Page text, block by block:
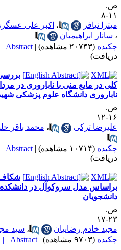
۸
نیافر
،اکبر علی
ساناز ابراهیمیان
(۲۰۷۴۳ مشاهده) |
Abstract |
بررسی
در مایع منی با ناباروری در
دانشگاه علوم پزشکی
۱۲
ترکی
،محمد باقر
(۱۰۷۱۴ مشاهده) |
Abstract |
شکاف
مدل سروکوآل در دانشکده
۱۷
خادم رضاییان
،سید
(۹۷۰۳ مشاهده) |
Abstract |